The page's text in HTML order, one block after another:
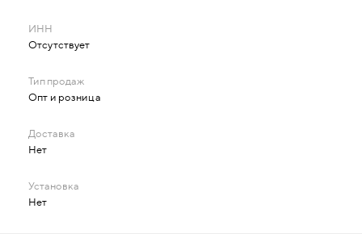
Отсутствует
Опт и розница
Нет
Нет